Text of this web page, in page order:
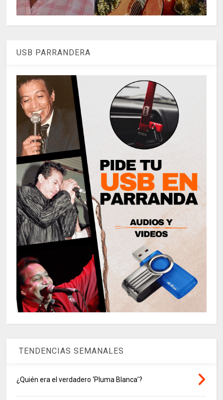
USB PARRANDERA
TENDENCIAS SEMANALES
¿Quién era el verdadero ‘Pluma Blanca’?